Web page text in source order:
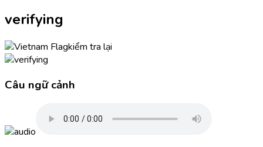
verifying
kiểm tra lại
Câu ngữ cảnh